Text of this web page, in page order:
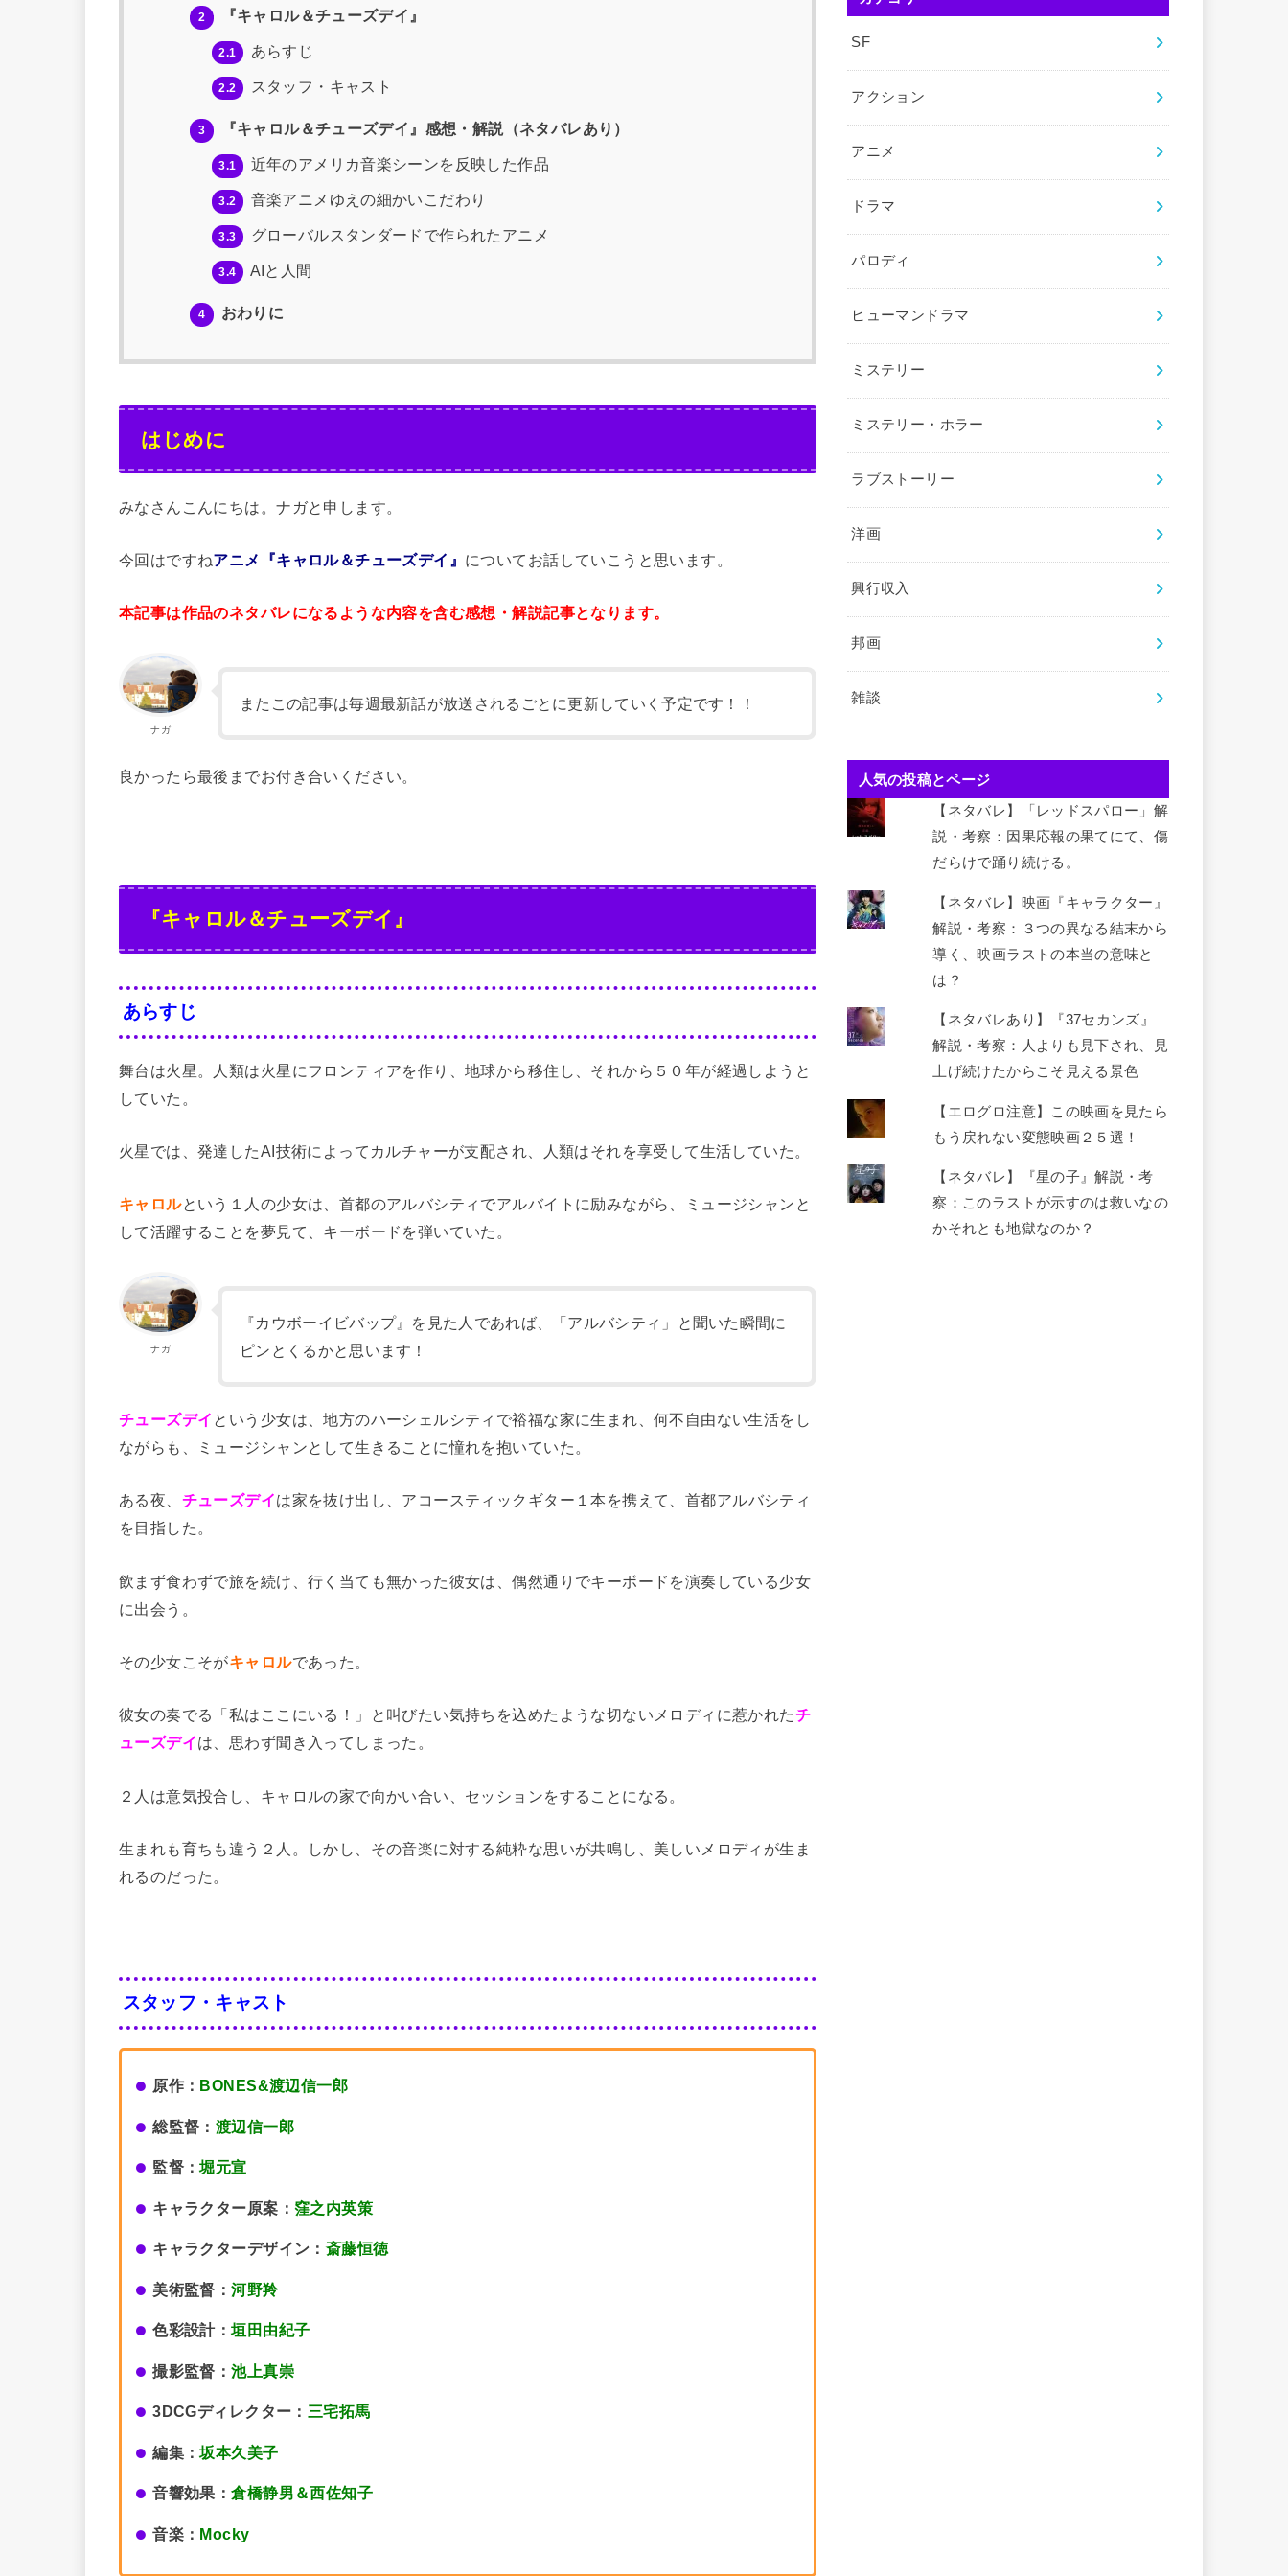
2 『キャロル＆チューズデイ』
2.1 あらすじ
2.2 スタッフ・キャスト
3 『キャロル＆チューズデイ』感想・解説（ネタバレあり）
3.1 近年のアメリカ音楽シーンを反映した作品
3.2 音楽アニメゆえの細かいこだわり
3.3 グローバルスタンダードで作られたアニメ
3.4 AIと人間
4 おわりに
はじめに
みなさんこんにちは。ナガと申します。
今回はですねアニメ『キャロル＆チューズデイ』 についてお話していこうと思います。
本記事は作品のネタバレになるような内容を含む感想・解説記事となります。
ナガ
またこの記事は毎週最新話が放送されるごとに更新していく予定です！！
良かったら最後までお付き合いください。
『キャロル＆チューズデイ』
あらすじ
舞台は火星。人類は火星にフロンティアを作り、地球から移住し、それから５０年が経過しようと
していた。
火星では、発達したAI技術によってカルチャーが支配され、人類はそれを享受して生活していた。
キャロルという１人の少女は、首都のアルバシティでアルバイトに励みながら、ミュージシャンと
して活躍することを夢見て、キーボードを弾いていた。
ナガ
『カウボーイビバップ』を見た人であれば、「アルバシティ」と聞いた瞬間に
ピンとくるかと思います！
チューズデイ という少女は、地方のハーシェルシティで裕福な家に生まれ、何不自由ない生活をし
ながらも、ミュージシャンとして生きることに憧れを抱いていた。
ある夜、 チューズデイは家を抜け出し、アコースティックギター１本を携えて、首都アルバシティ
を目指した。
飲まず食わずで旅を続け、行く当ても無かった彼女は、偶然通りでキーボードを演奏している少女
に出会う。
その少女こそがキャロルであった。
彼女の奏でる「私はここにいる！」と叫びたい気持ちを込めたような切ないメロディに惹かれたチ
ューズデイは、思わず聞き入ってしまった。
２人は意気投合し、キャロルの家で向かい合い、セッションをすることになる。
生まれも育ちも違う２人。しかし、その音楽に対する純粋な思いが共鳴し、美しいメロディが生ま
れるのだった。
スタッフ・キャスト
原作： BONES&渡辺信一郎
総監督： 渡辺信一郎
監督：堀元宣
キャラクター原案： 窪之内英策
キャラクターデザイン：斎藤恒徳
美術監督：河野羚
色彩設計：垣田由紀子
撮影監督：池上真崇
3DCGディレクター： 三宅拓馬
編集：坂本久美子
音響効果：倉橋静男＆西佐知子
音楽： Mocky
SF
アクション
アニメ
ドラマ
パロディ
ヒューマンドラマ
ミステリー
ミステリー・ホラー
ラブストーリー
洋画
興行収入
邦画
雑談
人気の投稿とページ
【ネタバレ】「レッドスパロー」解
説・考察：因果応報の果てにて、傷
だらけで踊り続ける。
【ネタバレ】映画『キャラクター』
解説・考察：３つの異なる結末から
導く、映画ラストの本当の意味と
は？
【ネタバレあり】『37セカンズ』
解説・考察：人よりも見下され、見
上げ続けたからこそ見える景色
【エログロ注意】この映画を見たら
もう戻れない変態映画２５選！
【ネタバレ】『星の子』解説・考
察：このラストが示すのは救いなの
かそれとも地獄なのか？